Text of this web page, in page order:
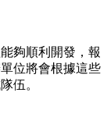
夠順利開發，報
位將會根據這些
伍。